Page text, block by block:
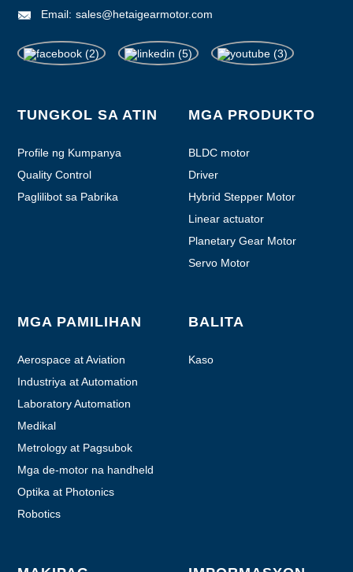
Email: sales@hetaigearmotor.com
TUNGKOL SA ATIN
Profile ng Kumpanya
Quality Control
Paglilibot sa Pabrika
MGA PRODUKTO
BLDC motor
Driver
Hybrid Stepper Motor
Linear actuator
Planetary Gear Motor
Servo Motor
MGA PAMILIHAN
Aerospace at Aviation
Industriya at Automation
Laboratory Automation
Medikal
Metrology at Pagsubok
Mga de-motor na handheld
device
Optika at Photonics
Robotics
BALITA
Kaso